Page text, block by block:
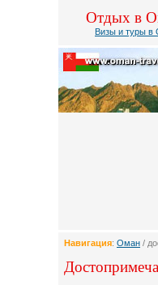
Отдых в
Визы и туры в
Навигация: Оман /